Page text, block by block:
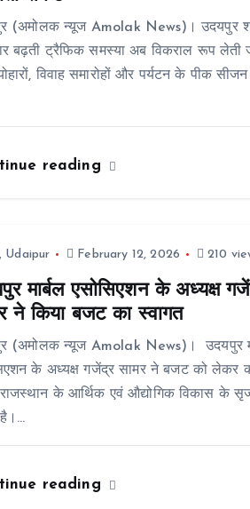
(अमोलक न्यूज Amolak News)। उदयपुर
बढ़ती ट्रैफिक समस्या अब विकराल रूप लेती
विवाह समारोहों और पर्यटन के पीक
reading
Udaipur February 12, 2026 210
मार्बल एसोसिएशन के अध्यक्ष
ने किया बजट का स्वागत
(अमोलक न्यूज Amolak News)। उदयपुर
के अध्यक्ष गजेंद्र सामर ने बजट को लेकर
के आर्थिक एवं औद्योगिक विकास के
reading